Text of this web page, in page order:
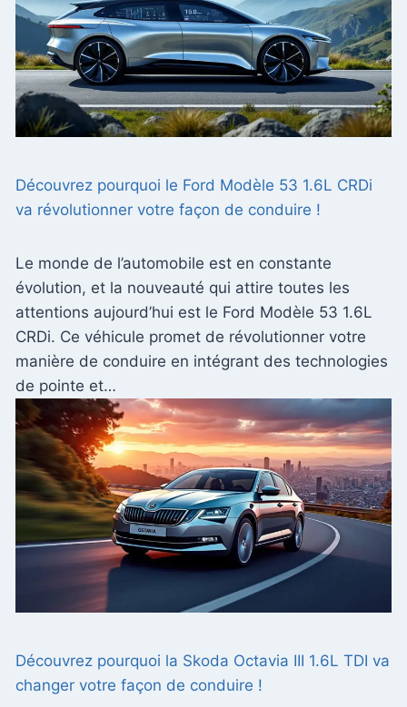
Découvrez pourquoi le Ford Modèle 53 1.6L CRDi
va révolutionner votre façon de conduire !
Le monde de l’automobile est en constante
évolution, et la nouveauté qui attire toutes les
attentions aujourd’hui est le Ford Modèle 53 1.6L
CRDi. Ce véhicule promet de révolutionner votre
manière de conduire en intégrant des technologies
de pointe et…
Découvrez pourquoi la Skoda Octavia III 1.6L TDI va
changer votre façon de conduire !